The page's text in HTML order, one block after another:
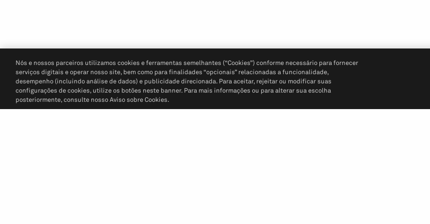
Nós e nossos parceiros utilizamos cookies e ferramentas semelhantes (“Cookies”) conforme necessário para fornecer
serviços digitais e operar nosso site, bem como para finalidades “opcionais” relacionadas a funcionalidade,
desempenho (incluindo análise de dados) e publicidade direcionada. Para aceitar, rejeitar ou modificar suas
configurações de cookies, utilize os botões neste banner. Para mais informações ou para alterar sua escolha
posteriormente, consulte nosso Aviso sobre Cookies.